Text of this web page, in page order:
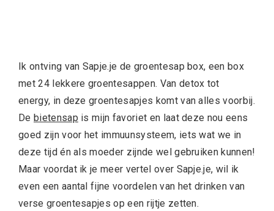
Ik ontving van Sapje.je de groentesap box, een box
met 24 lekkere groentesappen. Van detox tot
energy, in deze groentesapjes komt van alles voorbij.
De bietensap is mijn favoriet en laat deze nou eens
goed zijn voor het immuunsysteem, iets wat we in
deze tijd én als moeder zijnde wel gebruiken kunnen!
Maar voordat ik je meer vertel over Sapje.je, wil ik
even een aantal fijne voordelen van het drinken van
verse groentesapjes op een rijtje zetten.